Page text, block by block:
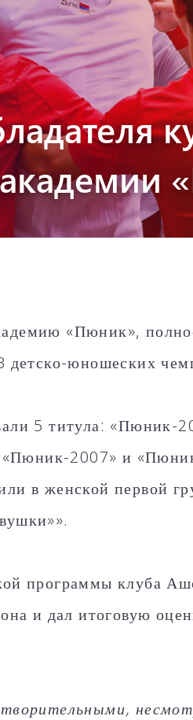
Пюник 2012-2
«Пюник»,
детско-юношеских
5 титула: «Пюник-
«Пюник-2007» и
в женской первой
программы клуба
и дал итоговую